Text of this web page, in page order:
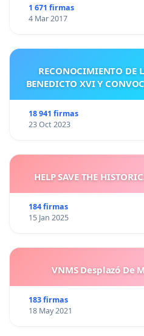
1 671 firmas
4 Mar 2017
RECONOCIMIENTO DE
BENEDICTO XVI Y
18 941 firmas
23 Oct 2023
HELP SAVE THE
184 firmas
15 Jan 2025
VNMS Desplazó De
183 firmas
18 May 2021